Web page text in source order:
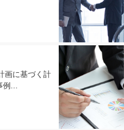
画に基づく計
例...